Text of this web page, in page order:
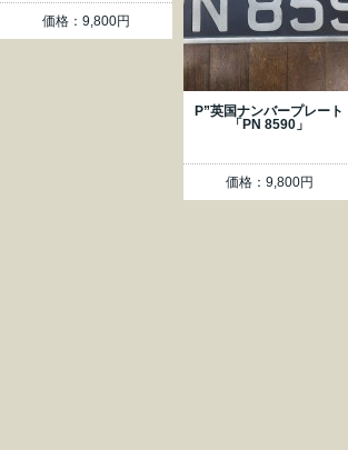
価格：9,800円
P”英国ナンバープレート
「PN 8590」
価格：9,800円